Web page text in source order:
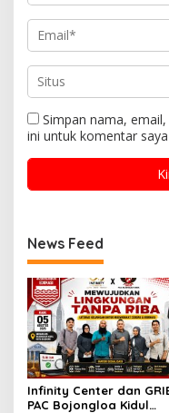
Simpan nama,
ini untuk komentar
News Feed
Infinity Center dan
PAC Bojongloa Kidul